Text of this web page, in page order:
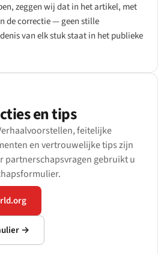
zeggen wij dat in het artikel, met
de correctie — geen stille
van elk stuk staat in het publieke
en tips
feitelijke
en vertrouwelijke tips zijn
partnerschapsvragen gebruikt u
→